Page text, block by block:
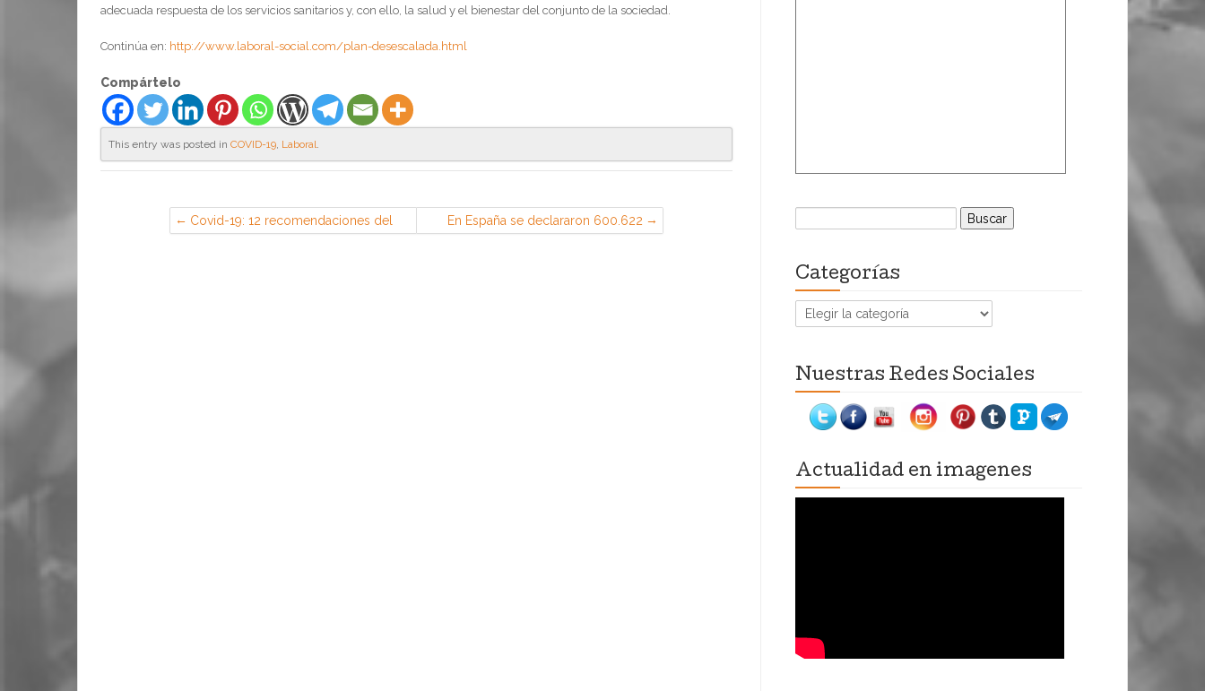
adecuada respuesta de los servicios sanitarios y, con ello, la salud y el bienestar del conjunto de la sociedad.
Continúa en: http://www.laboral-social.com/plan-desescalada.html
Compártelo
This entry was posted in COVID-19, Laboral.
Covid-19: 12 recomendaciones del
INSST sobre riesgos psicosociales y
En España se declararon 600.622
accidentes de trabajo en 2019
Buscar:
Categorías
Categorías
Nuestras Redes Sociales
Actualidad en imagenes